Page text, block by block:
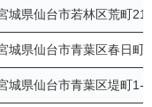
城県仙台市若林区荒町
城県仙台市青葉区春日
城県仙台市青葉区堤町